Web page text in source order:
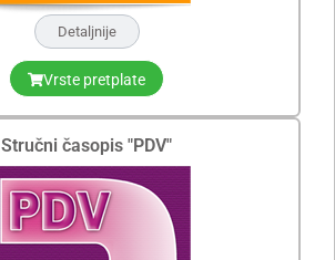
Detaljnije
Vrste pretplate
Stručni časopis "PDV"